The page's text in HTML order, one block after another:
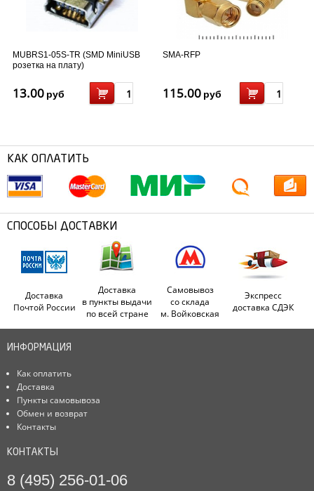
MUBRS1-05S-TR (SMD MiniUSB
розетка на плату)
13.00 руб
SMA-RFP
115.00 руб
КАК ОПЛАТИТЬ
СПОСОБЫ ДОСТАВКИ
Доставка
Почтой России
Доставка
в пункты выдачи
по всей стране
Самовывоз
со склада
м. Войковская
Экспресс
доставка СДЭК
ИНФОРМАЦИЯ
Как оплатить
Доставка
Пункты самовывоза
Обмен и возврат
Контакты
КОНТАКТЫ
8 (495) 256-01-06